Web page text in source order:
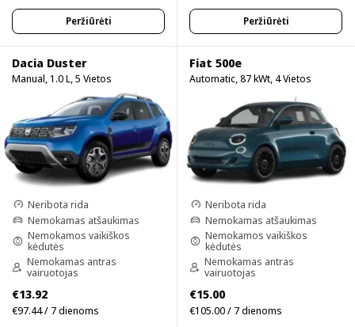
Peržiūrėti Peržiūrėti
Dacia Duster
Manual, 1.0 L, 5 Vietos
Neribota rida
Nemokamas atšaukimas
Nemokamos vaikiškos
kėdutės
Nemokamas antras
vairuotojas
€13.92
€97.44 / 7 dienoms
Fiat 500e
Automatic, 87 kWt, 4 Vietos
Neribota rida
Nemokamas atšaukimas
Nemokamos vaikiškos
kėdutės
Nemokamas antras
vairuotojas
€15.00
€105.00 / 7 dienoms